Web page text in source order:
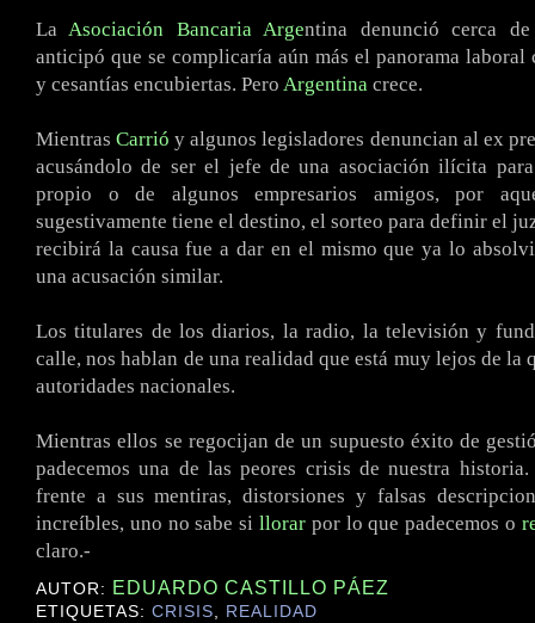
LaAsociación Bancaria Argentina denunció cerca
anticipó que se complicaría aún más el panorama laboral
y cesantías encubiertas. Pero Argentina crece.
MientrasCarrió y algunos legisladores denuncian al ex
acusándolo de ser el jefe de una asociación ilícita
propio o de algunos empresarios amigos, por
sugestivamente tiene el destino, el sorteo para definir el
recibirá la causa fue a dar en el mismo que ya lo
una acusación similar.
Los titulares de los diarios, la radio, la televisión y
calle, nos hablan de una realidad que está muy lejos de la
autoridades nacionales.
Mientras ellos se regocijan de un supuesto éxito de
padecemos una de las peores crisis de nuestra
frente a sus mentiras, distorsiones y falsas
increíbles, uno no sabe si llorarpor lo que padecemos o
claro.-
AUTOR: EDUARDO CASTILLO PÁEZ
ETIQUETAS:CRISIS, REALIDAD